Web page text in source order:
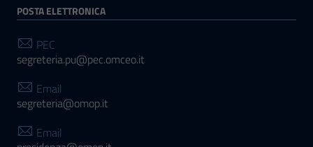
POSTA ELETTRONICA
PEC
segreteria.pu@pec.omceo.it
Email
segreteria@omop.it
Email